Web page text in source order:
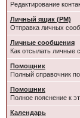
Редактирование
Личный ящик (PM)
Отправка личных
Личные сообщения
Как отсылать личные
Помощник
Полный справочник
Помошник
Полное пояснение к
Календарь